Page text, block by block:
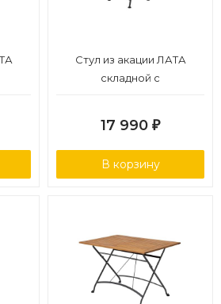
Стул из акации ЛАТА
складной с
17 990 ₽
В корзину